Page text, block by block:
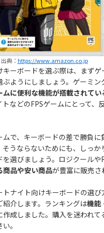
出典： https://www.amazon.co.jp
キーボードを選ぶ際は、まずゲ
ようにしましょう。ゲーミン
ムに便利な機能が搭載されてい
などのFPSゲームにとって、
で、キーボードの差で勝負に
うならないためにも、しっか
を選びましょう。ロジクールや
商品や安い商品が豊富に販売さ
ナイト向けキーボードの選び
紹介します。ランキングは機能
作成しました。購入を迷われて
。